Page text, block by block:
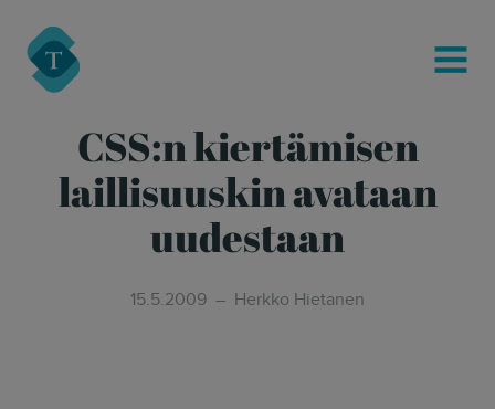
Turre Legal
MENU
CSS:n kiertämisen
laillisuuskin avataan
uudestaan
15.5.2009 Herkko Hietanen